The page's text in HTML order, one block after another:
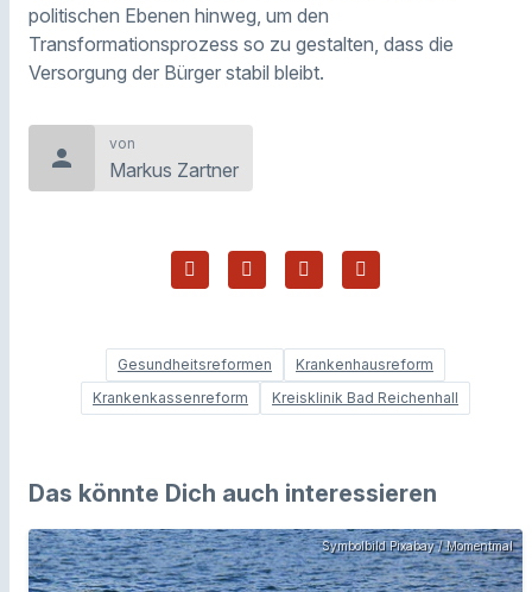
politischen Ebenen hinweg, um den
Transformationsprozess so zu gestalten, dass die
Versorgung der Bürger stabil bleibt.
person
von
Markus Zartner
Gesundheitsreformen
Krankenhausreform
Krankenkassenreform
Kreisklinik Bad Reichenhall
Das könnte Dich auch interessieren
Symbolbild Pixabay / Momentmal